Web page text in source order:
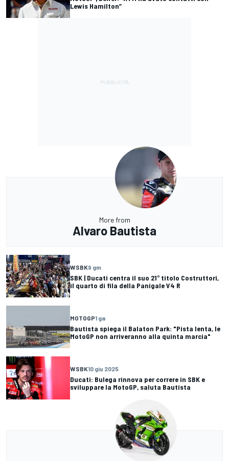
Lewis Hamilton”
More from
Alvaro Bautista
WSBK9 gm
SBK | Ducati centra il suo 21° titolo Costruttori,
il quarto di fila della Panigale V4 R
MOTOGP1 ga
Bautista spiega il Balaton Park: "Pista lenta, le
MotoGP non arriveranno alla quinta marcia"
WSBK10 giu 2025
Ducati: Bulega rinnova per correre in SBK e
sviluppare la MotoGP, saluta Bautista